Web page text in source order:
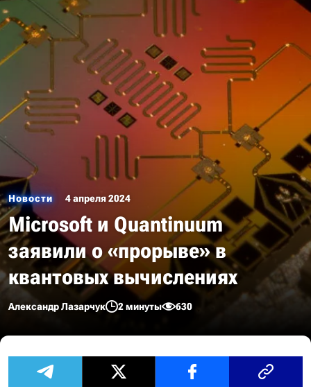
Новости 4 апреля 2024
Microsoft и Quantinuum
заявили о «прорыве» в
квантовых вычислениях
Александр Лазарчук 2 минуты 630